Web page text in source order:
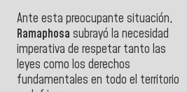
Ante esta preocupante situación,
Ramaphosa subrayó la necesidad
imperativa de respetar tanto las
leyes como los derechos
fundamentales en todo el territorio